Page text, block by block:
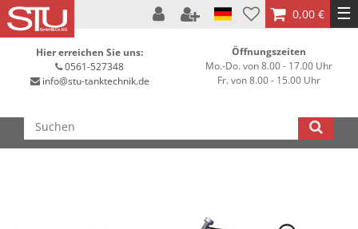
0,00 € ☰
Hier erreichen Sie uns:
0561-527348
info@stu-tanktechnik.de
Öffnungszeiten
Mo.-Do. von 8.00 - 17.00 Uhr
Fr. von 8.00 - 15.00 Uhr